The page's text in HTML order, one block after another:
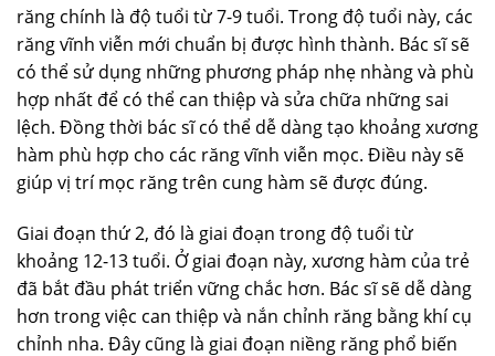
răng chính là độ tuổi từ 7-9 tuổi. Trong độ tuổi này, các
răng vĩnh viễn mới chuẩn bị được hình thành. Bác sĩ sẽ
có thể sử dụng những phương pháp nhẹ nhàng và phù
hợp nhất để có thể can thiệp và sửa chữa những sai
lệch. Đồng thời bác sĩ có thể dễ dàng tạo khoảng xương
hàm phù hợp cho các răng vĩnh viễn mọc. Điều này sẽ
giúp vị trí mọc răng trên cung hàm sẽ được đúng.
Giai đoạn thứ 2, đó là giai đoạn trong độ tuổi từ
khoảng 12-13 tuổi. Ở giai đoạn này, xương hàm của trẻ
đã bắt đầu phát triển vững chắc hơn. Bác sĩ sẽ dễ dàng
hơn trong việc can thiệp và nắn chỉnh răng bằng khí cụ
chỉnh nha. Đây cũng là giai đoạn niềng răng phổ biến